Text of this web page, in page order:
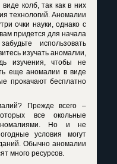
колб, так как в них
технологий. Аномалии
очки науки, однако с
придется для начала
использовать
изучать аномалии,
изучения, чтобы не
еще аномалии в виде
прокачают бесплатно
Прежде всего –
все окольные
Но и не
условия могут
Обычно аномалии
много ресурсов.